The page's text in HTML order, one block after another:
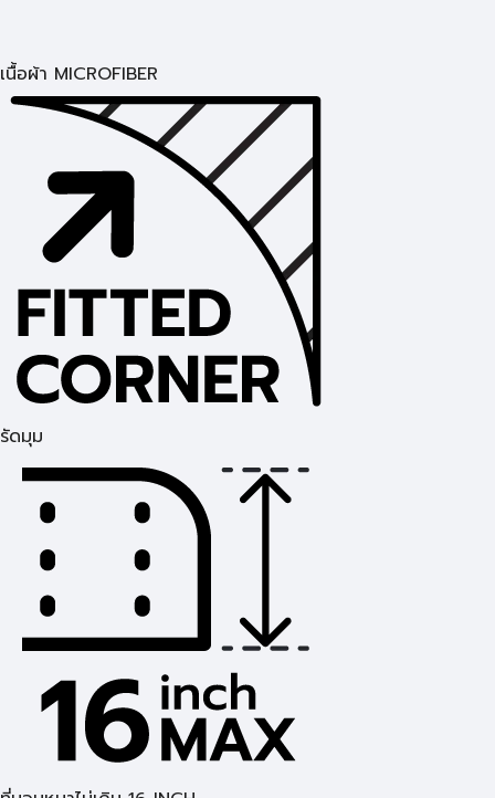
เนื้อผ้า MICROFIBER
รัดมุม